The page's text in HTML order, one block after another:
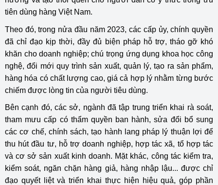
tiên dùng hàng Việt Nam.
Theo đó, trong nửa đầu năm 2023, các cấp ủy, chính quyền
đã chỉ đạo kịp thời, đầy đủ biện pháp hỗ trợ, tháo gỡ khó
khăn cho doanh nghiệp; chú trọng ứng dụng khoa học công
nghệ, đổi mới quy trình sản xuất, quản lý, tạo ra sản phẩm,
hàng hóa có chất lượng cao, giá cả hợp lý nhằm từng bước
chiếm được lòng tin của người tiêu dùng.
Bên cạnh đó, các sở, ngành đã tập trung triển khai rà soát,
tham mưu cấp có thẩm quyền ban hành, sửa đổi bổ sung
các cơ chế, chính sách, tạo hành lang pháp lý thuận lợi để
thu hút đầu tư, hỗ trợ doanh nghiệp, hợp tác xã, tổ hợp tác
và cơ sở sản xuất kinh doanh. Mặt khác, công tác kiểm tra,
kiểm soát, ngăn chặn hàng giả, hàng nhập lậu... được chỉ
đạo quyết liệt và triển khai thực hiện hiệu quả, góp phần